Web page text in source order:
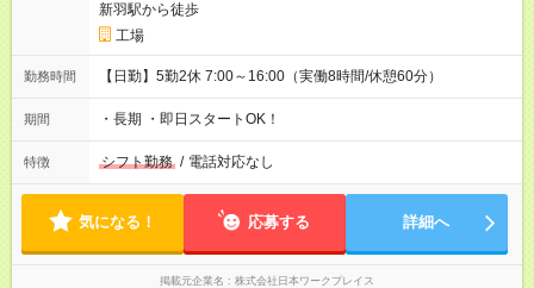
新羽駅から徒歩
工場
勤務時間 【日勤】5勤2休 7:00～16:00（実働8時間/休憩60分）
期間 ・長期 ・即日スタートOK！
特徴 シフト勤務 / 電話対応なし
気になる！ 応募する 詳細へ
掲載元企業名 株式会社日本ワークプレイス